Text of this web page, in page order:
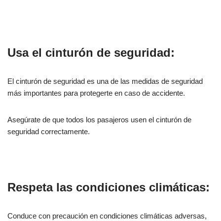
Usa el cinturón de seguridad:
El cinturón de seguridad es una de las medidas de seguridad
más importantes para protegerte en caso de accidente.
Asegúrate de que todos los pasajeros usen el cinturón de
seguridad correctamente.
Respeta las condiciones climáticas:
Conduce con precaución en condiciones climáticas adversas,